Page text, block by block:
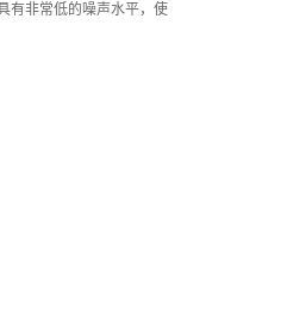
有非常低的噪声水平，使